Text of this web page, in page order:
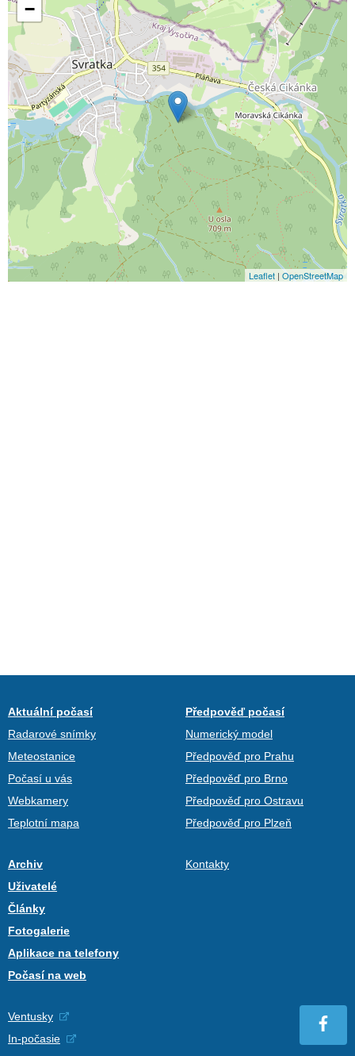
−
Leaflet | OpenStreetMap
Aktuální počasí
Radarové snímky
Meteostanice
Počasí u vás
Webkamery
Teplotní mapa
Předpověď počasí
Numerický model
Předpověď pro Prahu
Předpověď pro Brno
Předpověď pro Ostravu
Předpověď pro Plzeň
Archiv
Uživatelé
Články
Fotogalerie
Aplikace na telefony
Počasí na web
Kontakty
Ventusky
In-počasie